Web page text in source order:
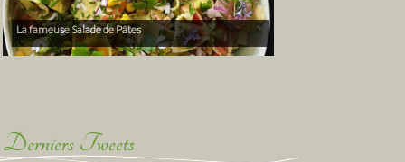
La fameuse Salade de Pâtes
Derniers Tweets